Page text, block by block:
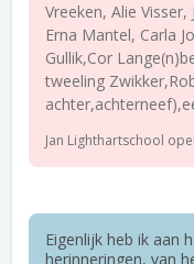
Vreeken, Alie
Erna Mantel, Carla
Gullik,Cor
tweeling
Jan Lighthartschool
Eigenlijk heb ik aan
herinneringen, van